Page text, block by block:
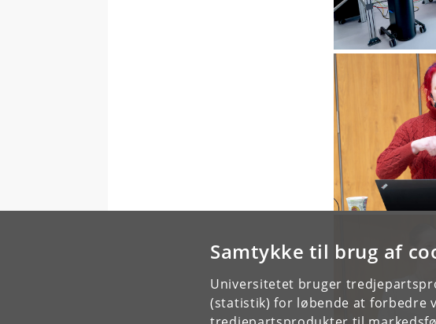
Samtykke til brug af
Universitetet bruger
(statistik) for løbende at forbedre